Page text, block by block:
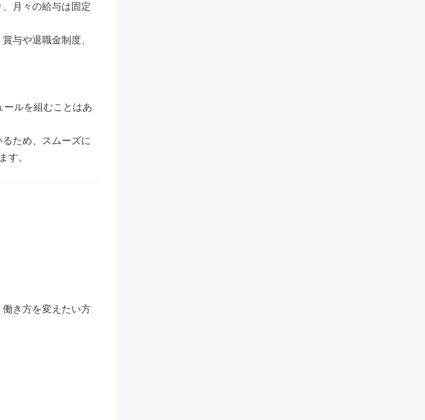
月々の給与は固定
与や退職金制度、
ールを組むことはあ
ため、スムーズに
す。
き方を変えたい方